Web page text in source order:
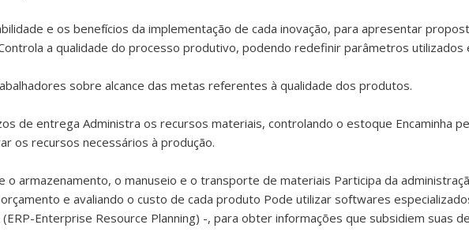
e os benefícios da implementação de cada inovação, para apresentar
a qualidade do processo produtivo, podendo redefinir parâmetros
sobre alcance das metas referentes à qualidade dos produtos.
de entrega Administra os recursos materiais, controlando o estoque Encaminha
os recursos necessários à produção.
o armazenamento, o manuseio e o transporte de materiais Participa da
e avaliando o custo de cada produto Pode utilizar softwares
Enterprise Resource Planning) -, para obter informações que subsidiem suas